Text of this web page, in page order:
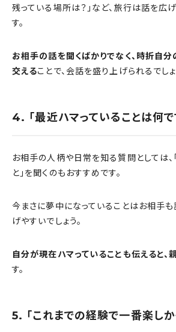
残っている場所は？」など、旅行は話を広
す。
お相手の話を聞くばかりでなく、時折自
交えることで、会話を盛り上げられるでしょ
4. 「最近ハマっていることは何で
お相手の人柄や日常を知る質問としては、
と」を聞くのもおすすめです。
今まさに夢中になっていることはお相手も
げやすいでしょう。
自分が現在ハマっていることも伝えると、
す。
5. 「これまでの経験で一番楽しか